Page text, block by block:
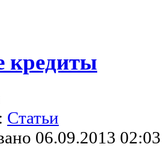
кредиты
Статьи
06.09.2013 02:03